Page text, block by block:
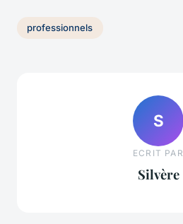
professionnels
S
ECRIT PAR
Silvère